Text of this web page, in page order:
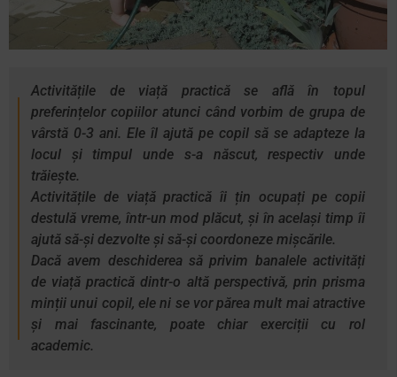
Activitățile de viață practică se află în topul
preferințelor copiilor atunci când vorbim de grupa de
vârstă 0-3 ani. Ele îl ajută pe copil să se adapteze la
locul și timpul unde s-a născut, respectiv unde
trăiește.
Activitățile de viață practică îi țin ocupați pe copii
destulă vreme, într-un mod plăcut, și în același timp îi
ajută să-și dezvolte și să-și coordoneze mișcările.
Dacă avem deschiderea să privim banalele activități
de viață practică dintr-o altă perspectivă, prin prisma
minții unui copil, ele ni se vor părea mult mai atractive
și mai fascinante, poate chiar exerciții cu rol
academic.